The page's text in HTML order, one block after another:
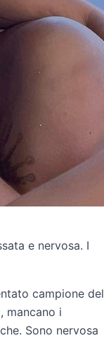
e nervosa. I
campione del
mancano i
Sono nervosa